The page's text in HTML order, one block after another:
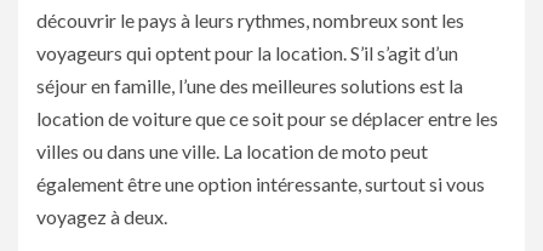
découvrir le pays à leurs rythmes, nombreux sont les
voyageurs qui optent pour la location. S’il s’agit d’un
séjour en famille, l’une des meilleures solutions est la
location de voiture que ce soit pour se déplacer entre les
villes ou dans une ville. La location de moto peut
également être une option intéressante, surtout si vous
voyagez à deux.